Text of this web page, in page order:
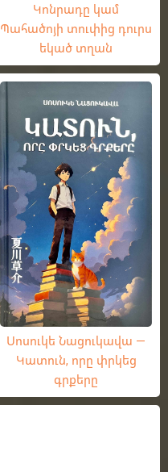
Կոնրադը կամ
Պահածոյի տուփից դուրս
եկած տղան
Սոսուկե Նացուկավա —
Կատուն, որը փրկեց
գրքերը